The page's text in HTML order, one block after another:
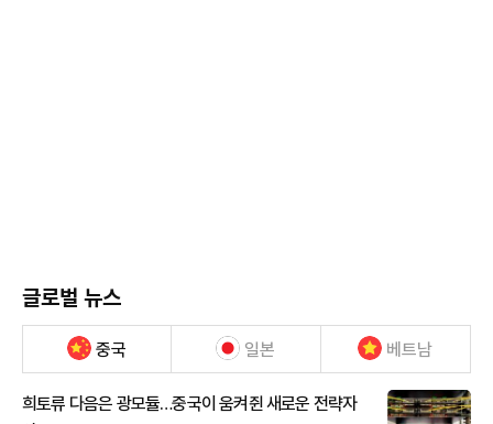
글로벌 뉴스
중국 일본 베트남
희토류 다음은 광모듈…중국이 움켜쥔 새로운 전략자